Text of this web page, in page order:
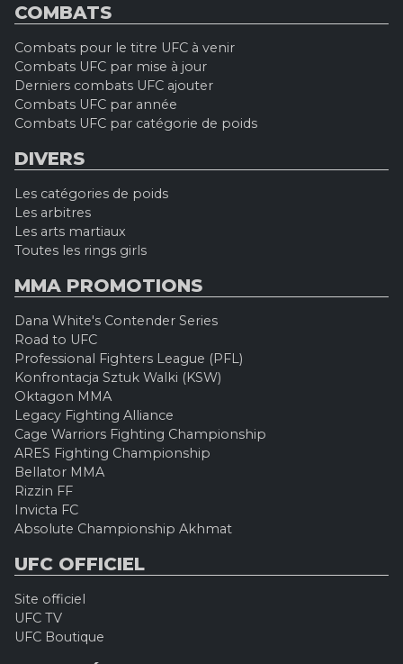
COMBATS
Combats pour le titre UFC à venir
Combats UFC par mise à jour
Derniers combats UFC ajouter
Combats UFC par année
Combats UFC par catégorie de poids
DIVERS
Les catégories de poids
Les arbitres
Les arts martiaux
Toutes les rings girls
MMA PROMOTIONS
Dana White's Contender Series
Road to UFC
Professional Fighters League (PFL)
Konfrontacja Sztuk Walki (KSW)
Oktagon MMA
Legacy Fighting Alliance
Cage Warriors Fighting Championship
ARES Fighting Championship
Bellator MMA
Rizzin FF
Invicta FC
Absolute Championship Akhmat
UFC OFFICIEL
Site officiel
UFC TV
UFC Boutique